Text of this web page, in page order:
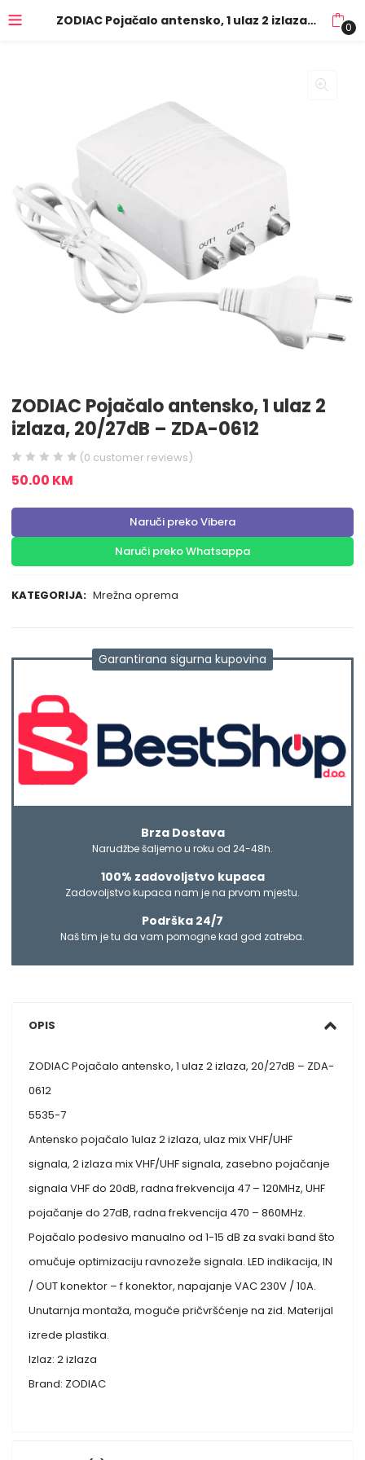
ZODIAC Pojačalo antensko, 1 ulaz 2 izlaza, 20/27dB – ZDA-0612 0
ZODIAC Pojačalo antensko, 1 ulaz 2
izlaza, 20/27dB – ZDA-0612
(0 customer reviews)
50.00 KM
Naruči preko Vibera
Naruči preko Whatsappa
KATEGORIJA: Mrežna oprema
Garantirana sigurna kupovina
Brza Dostava
Narudžbe šaljemo u roku od 24-48h.
100% zadovoljstvo kupaca
Zadovoljstvo kupaca nam je na prvom mjestu.
Podrška 24/7
Naš tim je tu da vam pomogne kad god zatreba.
OPIS
ZODIAC Pojačalo antensko, 1 ulaz 2 izlaza, 20/27dB – ZDA-
0612
5535-7
Antensko pojačalo 1ulaz 2 izlaza, ulaz mix VHF/UHF
signala, 2 izlaza mix VHF/UHF signala, zasebno pojačanje
signala VHF do 20dB, radna frekvencija 47 – 120MHz, UHF
pojačanje do 27dB, radna frekvencija 470 – 860MHz.
Pojačalo podesivo manualno od 1-15 dB za svaki band što
omučuje optimizaciju ravnozeže signala. LED indikacija, IN
/ OUT konektor – f konektor, napajanje VAC 230V / 10A.
Unutarnja montaža, moguče pričvršćenje na zid. Materijal
izrede plastika.
Izlaz: 2 izlaza
Brand: ZODIAC